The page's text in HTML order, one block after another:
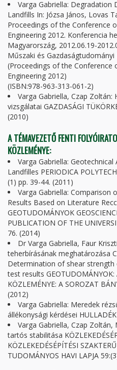
Varga Gabriella: Degradation
Landfills In: Józsa János, Lovas
Proceedings of the Conference
Engineering 2012. Konferencia
Magyarország, 2012.06.19-
Műszaki és
(Proceedings of the Conference
Engineering 2012)
(ISBN:978-963-313-061-2)
Varga Gabriella, Czap Zoltán:
vizsgálatai GAZDASÁGI
(2010)
A TÉMAVEZETŐ FENTI
KÖZLEMÉNYE:
Varga Gabriella:
Landfilles PERIODICA
(1) pp. 39-44. (2011)
Varga Gabriella: Comparison
Results Based on Literature
GEOTUDOMÁNYOK
PUBLICATION OF THE
76. (2014)
Dr Varga Gabriella, Faur
teherbírásának meghatározása
Determination of shear strength
test results GEOTUDOMÁNYOK:
KÖZLEMÉNYE: A SOROZAT
(2012)
Varga Gabriella: Meredek
állékonysági kérdései
Varga Gabriella, Czap
tartós stabilitása
KÖZLEKEDÉSÉPÍTÉSI
TUDOMÁNYOS HAVI LAPJA